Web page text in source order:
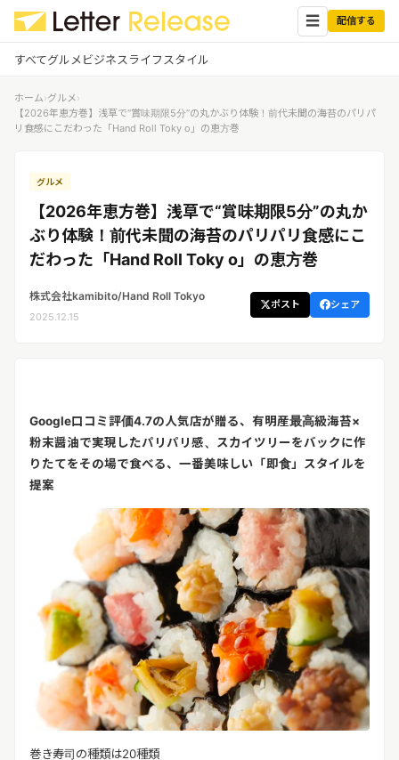
☰ 配信する
すべてグルメビジネスライフスタイル
ビジネス
ログイン ✕
企業ユーザーでログイン
する
受信 レターリリース受信ユーザー
メディアユーザーでログインする
レターリリースを受信（メディア登
ホーム›グルメ›
【2026年恵方巻】浅草で“賞味期限5分”の丸かぶり体験！前代未聞の海苔のパリパ
リ食感にこだわった「Hand Roll Toky o」の恵方巻
グルメ
【2026年恵方巻】浅草で“賞味期限5分”の丸か
ぶり体験！前代未聞の海苔のパリパリ食感にこ
だわった「Hand Roll Toky o」の恵方巻
株式会社kamibito/Hand Roll Tokyo
2025.12.15
ポスト シェア
Google口コミ評価4.7の人気店が贈る、有明産最高級海苔×
粉末醤油で実現したパリパリ感、スカイツリーをバックに作
りたてをその場で食べる、一番美味しい「即食」スタイルを
提案
巻き寿司の種類は20種類